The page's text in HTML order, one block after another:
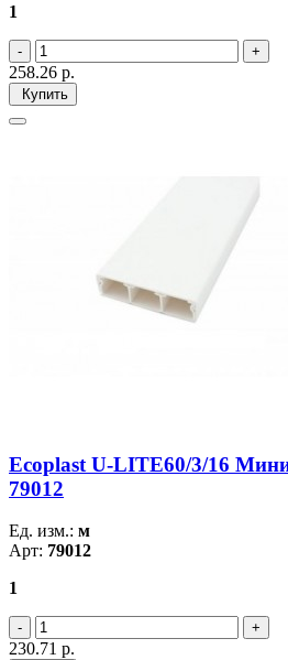
1
258.26 р.
Купить
Ecoplast U-LITE60/3/16
79012
Ед. изм.: м
Арт: 79012
1
230.71 р.